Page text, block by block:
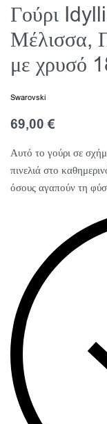
Γούρι
Μέλισσα,
με χρυσό
Swarovski
69,00€
Αυτό το γούρι σε
πινελιά στο
όσους αγαπούν τη